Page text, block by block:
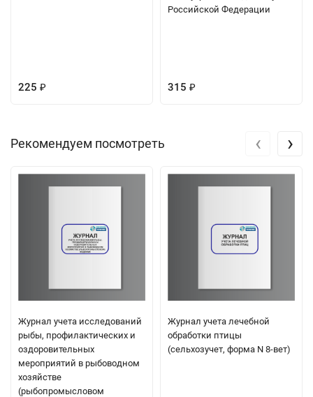
225 ₽
Российской Федерации
315 ₽
Рекомендуем посмотреть
Журнал учета исследований
рыбы, профилактических и
оздоровительных
мероприятий в рыбоводном
хозяйстве
(рыбопромысловом
Журнал учета лечебной
обработки птицы
(сельхозучет, форма N 8-вет)
‹ ›